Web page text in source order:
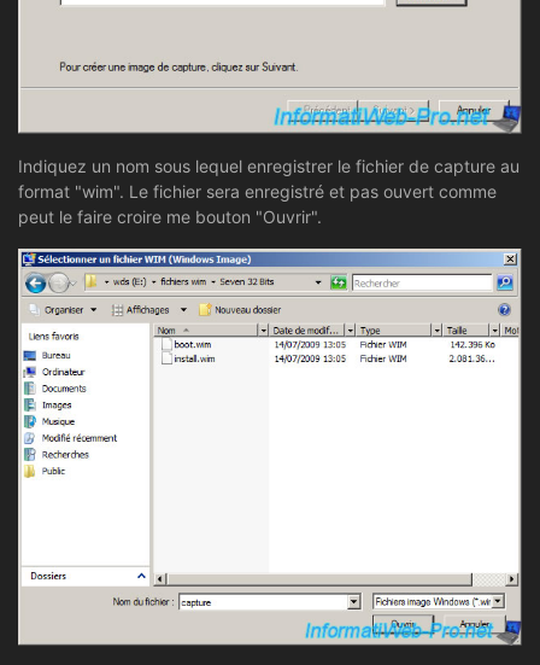
Indiquez un nom sous lequel enregistrer le fichier de capture au
format "wim". Le fichier sera enregistré et pas ouvert comme
peut le faire croire me bouton "Ouvrir".